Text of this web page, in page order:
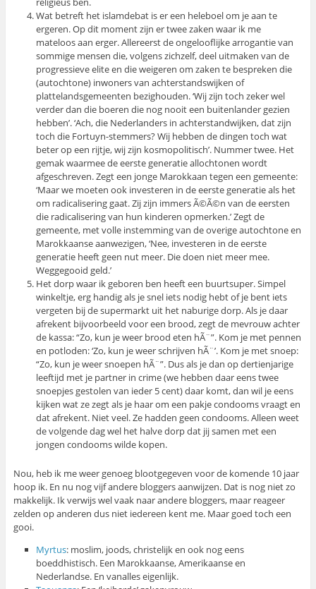
Wat betreft het islamdebat is er een heleboel om je aan te
ergeren. Op dit moment zijn er twee zaken waar ik me
mateloos aan erger. Allereerst de ongelooflijke arrogantie van
sommige mensen die, volgens zichzelf, deel uitmaken van de
progressieve elite en die weigeren om zaken te bespreken die
(autochtone) inwoners van achterstandswijken of
plattelandsgemeenten bezighouden. ‘Wij zijn toch zeker wel
verder dan die boeren die nog nooit een buitenlander gezien
hebben’. ‘Ach, die Nederlanders in achterstandwijken, dat zijn
toch die Fortuyn-stemmers? Wij hebben de dingen toch wat
beter op een rijtje, wij zijn kosmopolitisch’. Nummer twee. Het
gemak waarmee de eerste generatie allochtonen wordt
afgeschreven. Zegt een jonge Marokkaan tegen een gemeente:
‘Maar we moeten ook investeren in de eerste generatie als het
om radicalisering gaat. Zij zijn immers Ã©Ã©n van de eersten
die radicalisering van hun kinderen opmerken.’ Zegt de
gemeente, met volle instemming van de overige autochtone en
Marokkaanse aanwezigen, ‘Nee, investeren in de eerste
generatie heeft geen nut meer. Die doen niet meer mee.
Weggegooid geld.’
Het dorp waar ik geboren ben heeft een buurtsuper. Simpel
winkeltje, erg handig als je snel iets nodig hebt of je bent iets
vergeten bij de supermarkt uit het naburige dorp. Als je daar
afrekent bijvoorbeeld voor een brood, zegt de mevrouw achter
de kassa: “Zo, kun je weer brood eten hÃ¨”. Kom je met pennen
en potloden: ‘Zo, kun je weer schrijven hÃ¨’. Kom je met snoep:
“Zo, kun je weer snoepen hÃ¨”. Dus als je dan op dertienjarige
leeftijd met je partner in crime (we hebben daar eens twee
snoepjes gestolen van ieder 5 cent) daar komt, dan wil je eens
kijken wat ze zegt als je haar om een pakje condooms vraagt en
dat afrekent. Niet veel. Ze hadden geen condooms. Alleen weet
de volgende dag wel het halve dorp dat jij samen met een
jongen condooms wilde kopen.
Nou, heb ik me weer genoeg blootgegeven voor de komende 10 jaar
hoop ik. En nu nog vijf andere bloggers aanwijzen. Dat is nog niet zo
makkelijk. Ik verwijs wel vaak naar andere bloggers, maar reageer
zelden op anderen dus niet iedereen kent me. Maar goed toch een
gooi.
Myrtus: moslim, joods, christelijk en ook nog eens
boeddhistisch. Een Marokkaanse, Amerikaanse en
Nederlandse. En vanalles eigenlijk.